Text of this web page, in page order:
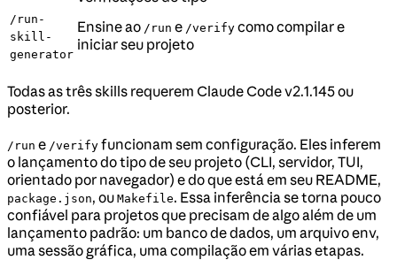
/run-
skill-
generator
Ensine ao /run e /verify como compilar e
iniciar seu projeto
Todas as três skills requerem Claude Code v2.1.145 ou
posterior.
/run e /verify funcionam sem configuração. Eles inferem
o lançamento do tipo de seu projeto (CLI, servidor, TUI,
orientado por navegador) e do que está em seu README,
package.json, ou Makefile. Essa inferência se torna pouco
confiável para projetos que precisam de algo além de um
lançamento padrão: um banco de dados, um arquivo env,
uma sessão gráfica, uma compilação em várias etapas.